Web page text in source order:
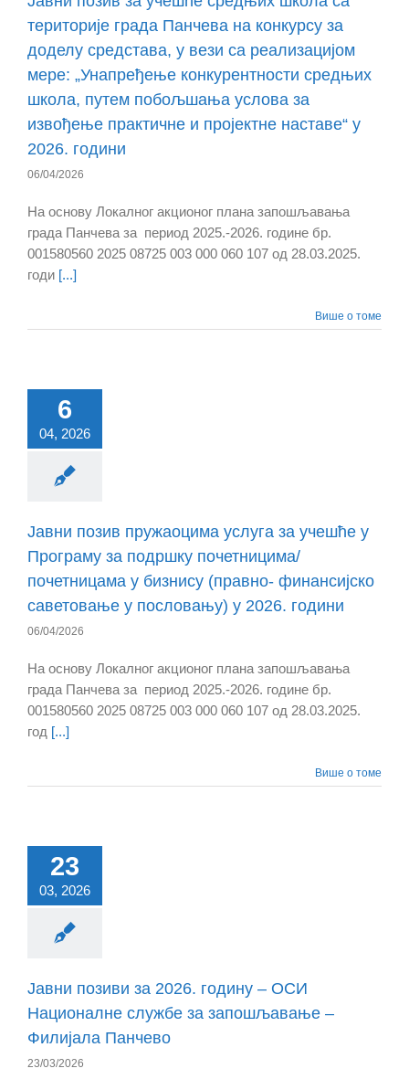
територије града Панчева на конкурсу за
доделу средстава, у вези са реализацијом
мере: „Унапређење конкурентности средњих
школа, путем побољшања услова за
извођење практичне и пројектне наставе“ у
2026. години
06/04/2026
На основу Локалног акционог плана запошљавања
града Панчева за период 2025.-2026. године бр.
001580560 2025 08725 003 000 060 107 од 28.03.2025.
годи [...]
Више о томе
6
04, 2026
Jавни позив пружаоцима услуга за учешће у
Програму за подршку почетницима/
почетницама у бизнису (правно- финансијско
саветовање у пословању) у 2026. години
06/04/2026
На основу Локалног акционог плана запошљавања
града Панчева за период 2025.-2026. године бр.
001580560 2025 08725 003 000 060 107 од 28.03.2025.
год [...]
Више о томе
23
03, 2026
Јавни позиви за 2026. годину – ОСИ
Националне службе за запошљавање –
Филијала Панчево
23/03/2026